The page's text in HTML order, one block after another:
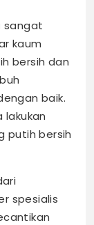
sangat
kaum
bersih dan
baik.
lakukan
putih bersih
spesialis